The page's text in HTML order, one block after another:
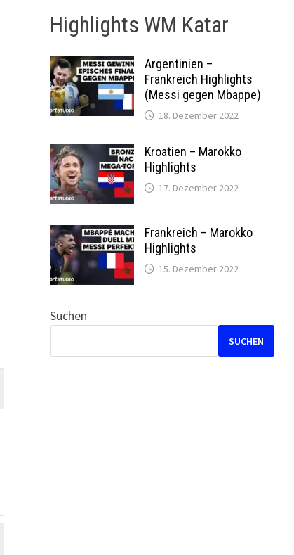
Highlights WM Katar
Argentinien –
Frankreich Highlights
(Messi gegen Mbappe)
18. Dezember 2022
Kroatien – Marokko
Highlights
17. Dezember 2022
Frankreich – Marokko
Highlights
15. Dezember 2022
Suchen
SUCHEN